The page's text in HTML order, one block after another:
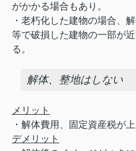
がかかる場合もあり。
・老朽化した建物の場合、
等で破損した建物の一部が
る。
解体、整地はしない
メリット
・解体費用、固定資産税が
デメリット